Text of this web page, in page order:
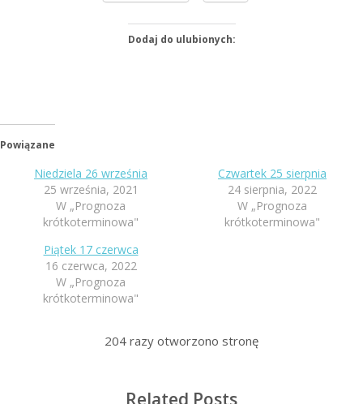
Dodaj do ulubionych:
Powiązane
Niedziela 26 września
25 września, 2021
W „Prognoza
krótkoterminowa"
Czwartek 25 sierpnia
24 sierpnia, 2022
W „Prognoza
krótkoterminowa"
Piątek 17 czerwca
16 czerwca, 2022
W „Prognoza
krótkoterminowa"
204 razy otworzono stronę
Related Posts